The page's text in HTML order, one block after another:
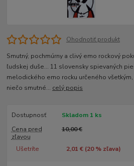
Ohodnotiť produkt
Smutný, pochmúrny a clivý emo rockový
ľudskej duše... 11 slovensky spievaných
melodického emo rocku určeného
niečo smutné... celý popis
Dostupnosť
Skladom 1 ks
Cena pred
zľavou
10,00 €
Ušetríte 2,01 € (20% zľava)